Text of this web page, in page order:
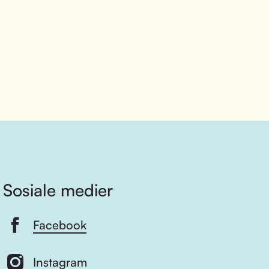
Sosiale medier
Facebook
Instagram